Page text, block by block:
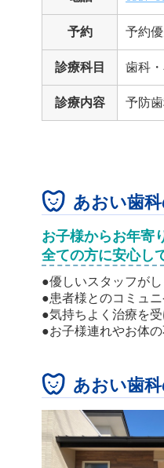
予約 予約
診療科目 歯科
診療内容 予防
あおい歯
お子様からお年寄
全ての方に安心し
●優しいスタッフが
●患者様とのコミュ
●気持ちよく治療を
●お子様連れやお体
あおい歯